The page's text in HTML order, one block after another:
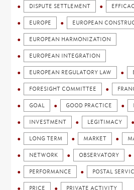
DISPUTE SETTLEMENT
EUROPE EUROPEAN
EUROPEAN HARMONIZATION
EUROPEAN INTEGRATION
EUROPEAN REGULATORY LAW
FORESIGHT COMMITTEE
GOAL GOOD PRACTICE
INVESTMENT LEGITIMACY
LONG TERM MARKET
NETWORK OBSERVATORY
PERFORMANCE POSTAL
PRICE PRIVATE ACTIVITY